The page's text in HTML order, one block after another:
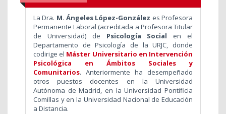
La Dra. M. Ángeles López-González es Profesora
Permanente Laboral (acreditada a Profesora Titular
de Universidad) de Psicología Social en el
Departamento de Psicología de la URJC, donde
codirige el Máster Universitario en Intervención
Psicológica en Ámbitos Sociales y
Comunitarios. Anteriormente ha desempeñado
otros puestos docentes en la Universidad
Autónoma de Madrid, en la Universidad Pontificia
Comillas y en la Universidad Nacional de Educación
a Distancia.